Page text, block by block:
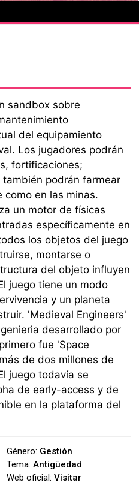
sandbox sobre
del equipamiento
Los jugadores podrán
fortificaciones;
podrán farmear
en las minas.
un motor de físicas
específicamente en
los objetos del juego
montarse o
del objeto influyen
juego tiene un modo
y un planeta
'Medieval Engineers'
desarrollado por
fue 'Space
de dos millones de
juego todavía se
de early-access y de
en la plataforma del
Género: Gestión
Tema: Antigüedad
Web oficial: Visitar